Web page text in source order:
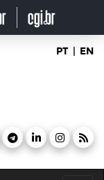
PT | EN